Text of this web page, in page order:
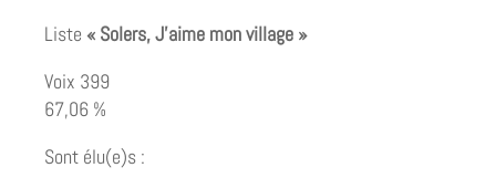
Liste « Solers, J’aime mon village »
Voix 399
67,06 %
Sont élu(e)s :